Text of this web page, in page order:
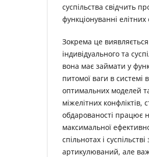
суспільства свідчить
функціонуванні
Зокрема це
індивідуального та
вона має займати у
питомої ваги в системі
оптимальних моделей
міжелітних конфліктів,
обдарованості працює
максимальної
спільнотах і
артикулюваний, але